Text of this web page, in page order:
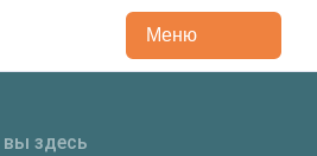
Меню
вы здесь